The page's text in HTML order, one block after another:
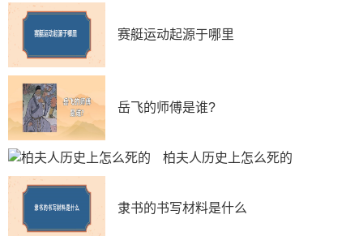
赛艇运动起源于哪里
岳飞的师傅是谁?
柏夫人历史上怎么死的
隶书的书写材料是什么